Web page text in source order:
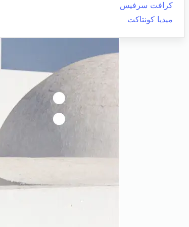
كرافت سرفيس
ميديا كونتاكت